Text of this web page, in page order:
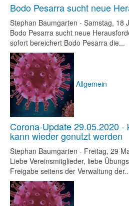
Bodo Pesarra sucht neue
Stephan Baumgarten - Samstag, 18
Bodo Pesarra sucht neue
sofort bereichert Bodo Pesarra die...
Allgemein
Corona-Update 29.05.2020 -
kann wieder genutzt werden
Stephan Baumgarten - Freitag, 29
Liebe Vereinsmitglieder, liebe
Freigabe seitens der Verwaltung